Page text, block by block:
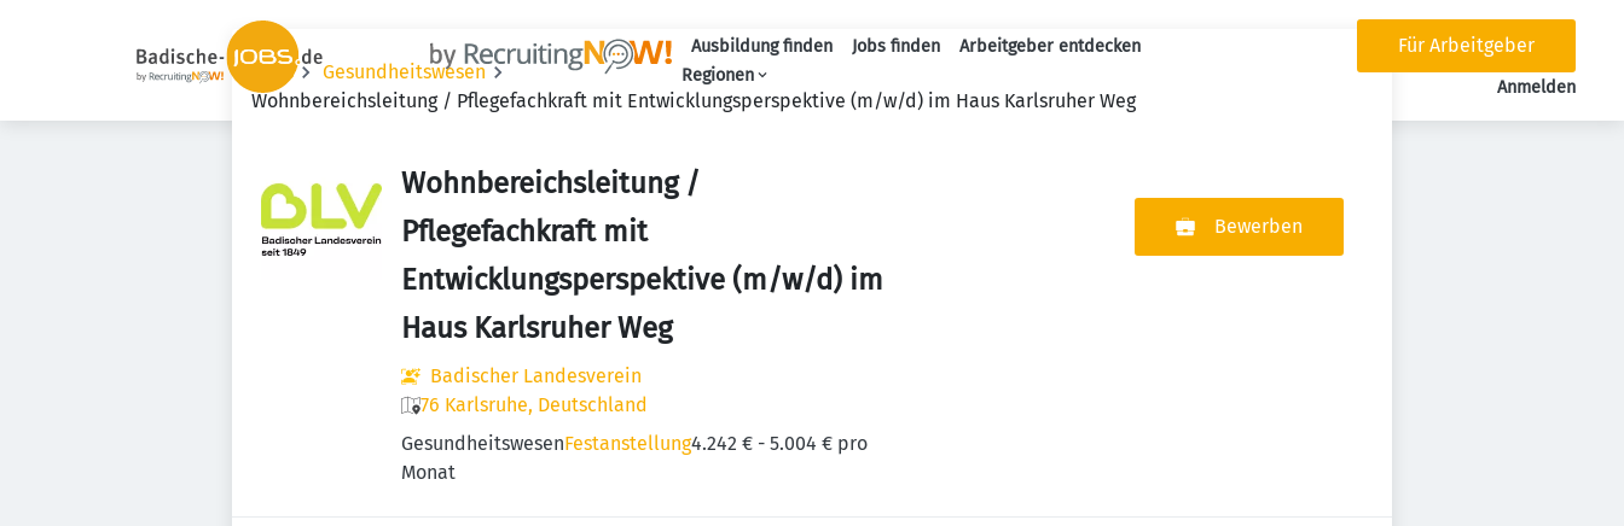
Ausbildung finden Jobs finden
Arbeitgeber entdecken
Regionen
Für Arbeitgeber
Anmelden
Jobs
Gesundheitswesen
Wohnbereichsleitung / Pflegefachkraft mit Entwicklungsperspektive (m/w/d) im Haus Karlsruher Weg
Wohnbereichsleitung /
Pflegefachkraft mit
Entwicklungsperspektive (m/w/d) im
Haus Karlsruher Weg
Badischer Landesverein
76 Karlsruhe, Deutschland
GesundheitswesenFestanstellung4.242 € - 5.004 € pro
Monat
Bewerben